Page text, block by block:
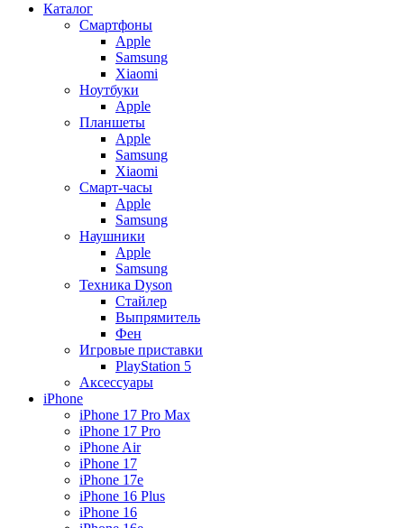
Каталог
Смартфоны
Apple
Samsung
Xiaomi
Ноутбуки
Apple
Планшеты
Apple
Samsung
Xiaomi
Смарт-часы
Apple
Samsung
Наушники
Apple
Samsung
Техника Dyson
Стайлер
Выпрямитель
Фен
Игровые приставки
PlayStation 5
Аксессуары
iPhone
iPhone 17 Pro Max
iPhone 17 Pro
iPhone Air
iPhone 17
iPhone 17e
iPhone 16 Plus
iPhone 16